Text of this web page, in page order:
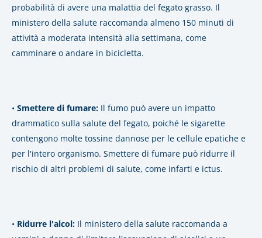
probabilità di avere una malattia del fegato grasso. Il
ministero della salute raccomanda almeno 150 minuti di
attività a moderata intensità alla settimana, come
camminare o andare in bicicletta.
• Smettere di fumare: Il fumo può avere un impatto
drammatico sulla salute del fegato, poiché le sigarette
contengono molte tossine dannose per le cellule epatiche e
per l'intero organismo. Smettere di fumare può ridurre il
rischio di altri problemi di salute, come infarti e ictus.
• Ridurre l'alcol: Il ministero della salute raccomanda a